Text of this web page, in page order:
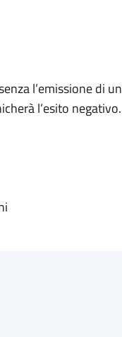
l’emissione di un
l’esito negativo.